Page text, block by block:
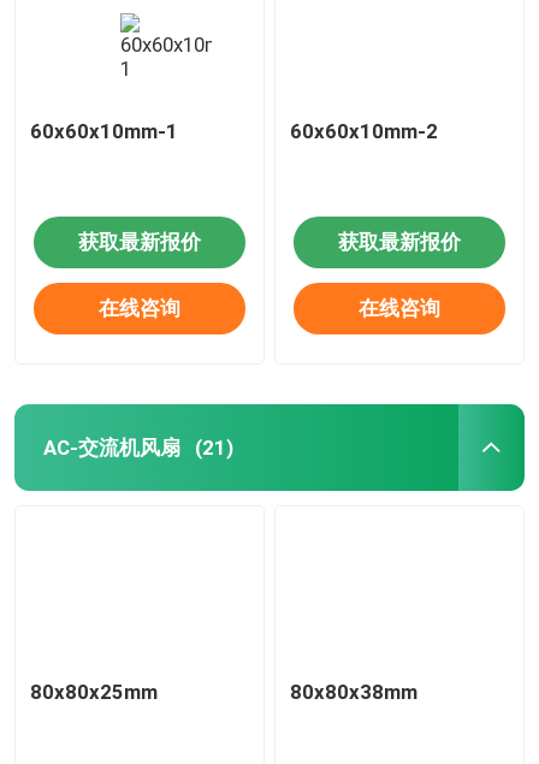
60x60x10mm-1
获取最新报价
在线咨询
60x60x10mm-2
获取最新报价
在线咨询
AC-交流机风扇 (21)
80x80x25mm 80x80x38mm